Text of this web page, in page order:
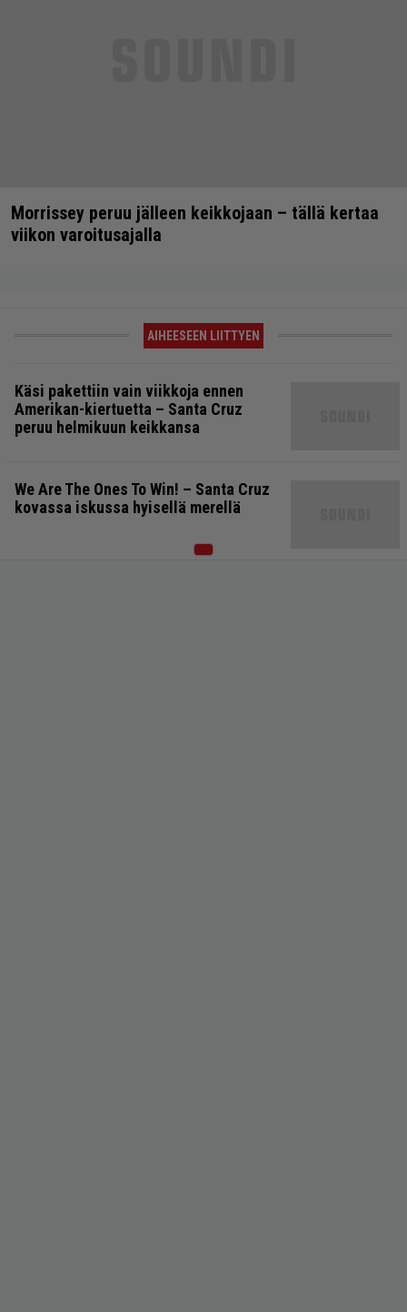
Morrissey peruu jälleen keikkojaan – tällä kertaa
viikon varoitusajalla
AIHEESEEN LIITTYEN
Käsi pakettiin vain viikkoja ennen
Amerikan-kiertuetta – Santa Cruz
peruu helmikuun keikkansa
We Are The Ones To Win! – Santa Cruz
kovassa iskussa hyisellä merellä